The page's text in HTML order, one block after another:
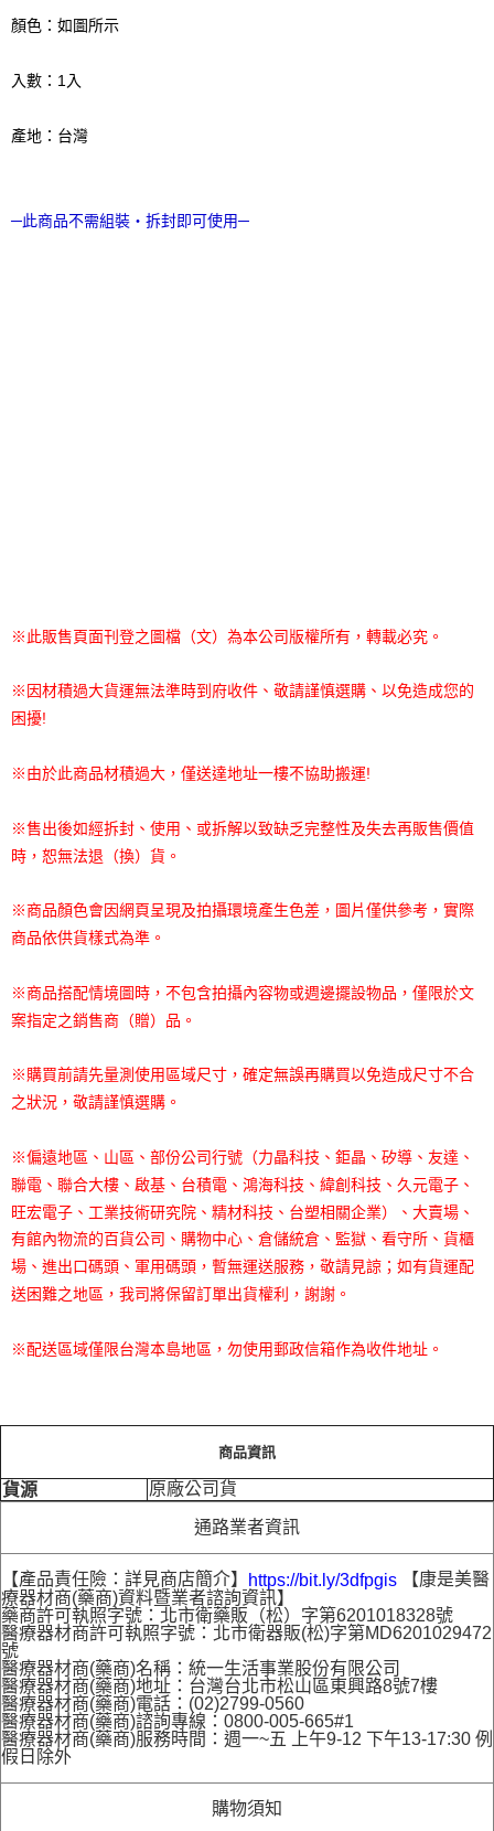
顏色：如圖所示
入數：1入
產地：台灣
─此商品不需組裝‧拆封即可使用─
※此販售頁面刊登之圖檔（文）為本公司版權所有，轉載必究。
※因材積過大貨運無法準時到府收件、敬請謹慎選購、以免造成您的
困擾!
※由於此商品材積過大，僅送達地址一樓不協助搬運!
※售出後如經拆封、使用、或拆解以致缺乏完整性及失去再販售價值
時，恕無法退（換）貨。
※商品顏色會因網頁呈現及拍攝環境產生色差，圖片僅供參考，實際
商品依供貨樣式為準。
※商品搭配情境圖時，不包含拍攝內容物或週邊擺設物品，僅限於文
案指定之銷售商（贈）品。
※購買前請先量測使用區域尺寸，確定無誤再購買以免造成尺寸不合
之狀況，敬請謹慎選購。
※偏遠地區、山區、部份公司行號（力晶科技、鉅晶、矽導、友達、
聯電、聯合大樓、啟基、台積電、鴻海科技、緯創科技、久元電子、
旺宏電子、工業技術研究院、精材科技、台塑相關企業）、大賣場、
有館內物流的百貨公司、購物中心、倉儲統倉、監獄、看守所、貨櫃
場、進出口碼頭、軍用碼頭，暫無運送服務，敬請見諒；如有貨運配
送困難之地區，我司將保留訂單出貨權利，謝謝。
※配送區域僅限台灣本島地區，勿使用郵政信箱作為收件地址。
商品資訊
貨源 原廠公司貨
通路業者資訊
【產品責任險：詳見商店簡介】 https://bit.ly/3dfpgis 【康是美醫
療器材商(藥商)資料暨業者諮詢資訊】
藥商許可執照字號：北市衛藥販（松）字第6201018328號
醫療器材商許可執照字號：北市衛器販(松)字第MD6201029472
號
醫療器材商(藥商)名稱：統一生活事業股份有限公司
醫療器材商(藥商)地址：台灣台北市松山區東興路8號7樓
醫療器材商(藥商)電話：(02)2799-0560
醫療器材商(藥商)諮詢專線：0800-005-665#1
醫療器材商(藥商)服務時間：週一~五 上午9-12 下午13-17:30 例
假日除外
購物須知